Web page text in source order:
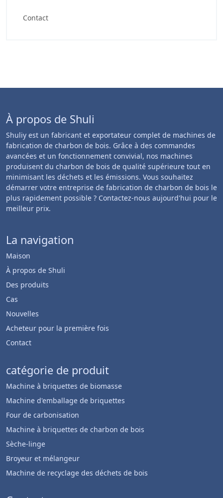
Contact
À propos de Shuli
Shuliy est un fabricant et exportateur complet de machines de
fabrication de charbon de bois. Grâce à des commandes
avancées et un fonctionnement convivial, nos machines
produisent du charbon de bois de qualité supérieure tout en
minimisant les déchets et les émissions. Vous souhaitez
démarrer votre entreprise de fabrication de charbon de bois le
plus rapidement possible ? Contactez-nous aujourd'hui pour le
meilleur prix.
La navigation
Maison
À propos de Shuli
Des produits
Cas
Nouvelles
Acheteur pour la première fois
Contact
catégorie de produit
Machine à briquettes de biomasse
Machine d'emballage de briquettes
Four de carbonisation
Machine à briquettes de charbon de bois
Sèche-linge
Broyeur et mélangeur
Machine de recyclage des déchets de bois